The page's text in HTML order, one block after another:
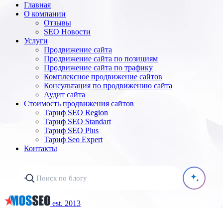
Главная
О компании
Отзывы
SEO Новости
Услуги
Продвижение сайта
Продвижение сайта по позициям
Продвижение сайта по трафику
Комплексное продвижение сайтов
Консультация по продвижению сайта
Аудит сайта
Стоимость продвижения сайтов
Тариф SEO Region
Тариф SEO Standart
Тариф SEO Plus
Тариф Seo Expert
Контакты
est. 2013